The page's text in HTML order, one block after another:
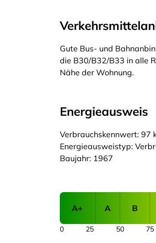
Gute Bus- und
die B30/B32/B33 in alle
Nähe der Wohnung.
Energieausweis
Verbrauchskennwert: 97
Energieausweistyp:
Baujahr: 1967
A+ A B
25 50 75
0